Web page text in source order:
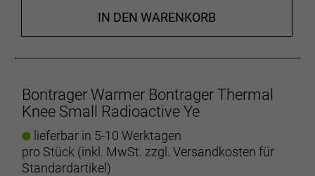
IN DEN WARENKORB
Bontrager Warmer Bontrager Thermal
Knee Small Radioactive Ye
lieferbar in 5-10 Werktagen
pro Stück (inkl. MwSt. zzgl. Versandkosten für
Standardartikel)